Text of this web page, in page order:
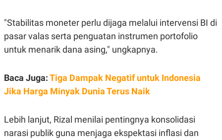
D
E
M
Y
S
E
.
I
A
N
G
N
N
I
N
E
A
M
"Stabilitas moneter perlu dijaga melalui intervensi BI di
pasar valas serta penguatan instrumen portofolio
untuk menarik dana asing," ungkapnya.
Baca Juga:Tiga Dampak Negatif untuk Indonesia
Jika Harga Minyak Dunia Terus Naik
Lebih lanjut, Rizal menilai pentingnya konsolidasi
narasi publik guna menjaga ekspektasi inflasi dan